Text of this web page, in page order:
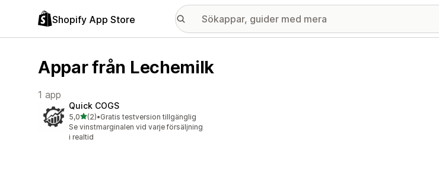
Shopify App Store
Appar från Lechemilk
1 app
Quick COGS
5,0av 5 stjärnor
(2)
2 recensioner totalt
•Gratis testversion tillgänglig
Se vinstmarginalen vid varje försäljning
i realtid